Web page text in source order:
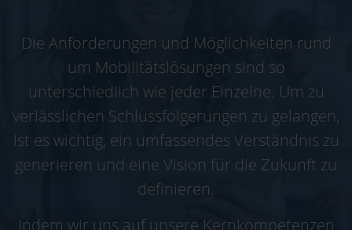
Die Anforderungen und Möglichkeiten rund
um Mobilitätslösungen sind so
unterschiedlich wie jeder Einzelne. Um zu
verlässlichen Schlussfolgerungen zu gelangen,
ist es wichtig, ein umfassendes Verständnis zu
generieren und eine Vision für die Zukunft zu
definieren.
Indem wir uns auf unsere Kernkompetenzen